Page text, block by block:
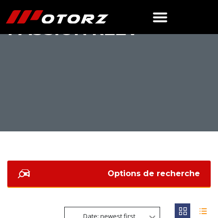
PASSION REEV
Options de recherche
Date: newest first